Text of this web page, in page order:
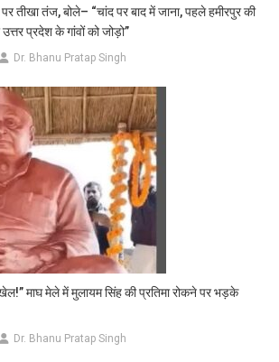
तीखा तंज, बोले– “चांद पर बाद में जाना, पहले हमीरपुर की
प्रदेश के गांवों को जोड़ो”
Dr. Bhanu Pratap Singh
माघ मेले में मुलायम सिंह की प्रतिमा रोकने पर भड़के
Dr. Bhanu Pratap Singh